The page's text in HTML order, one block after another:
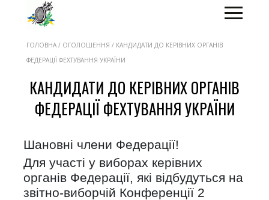
ГОЛОВНА / ОГОЛОШЕННЯ / КАНДИДАТИ ДО КЕРІВНИХ ОРГАНІВ
ФЕДЕРАЦІЇ ФЕХТУВАННЯ УКРАЇНИ
КАНДИДАТИ ДО КЕРІВНИХ ОРГАНІВ
ФЕДЕРАЦІЇ ФЕХТУВАННЯ УКРАЇНИ
Шановні члени Федерації!
Для участі у виборах керівних
органів Федерації, які відбудуться на
звітно-виборчій Конференції 2